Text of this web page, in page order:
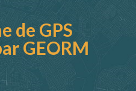
de GPS
GEORM